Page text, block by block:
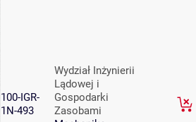
100-IGR-
1N-493
Wydział Inżynierii
Lądowej i
Gospodarki
Zasobami